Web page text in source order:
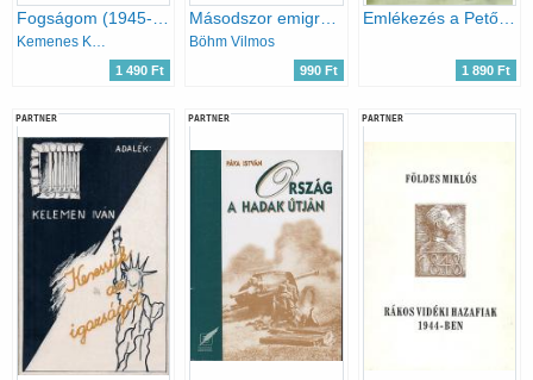
Kemenes Kálmán
1 490 Ft
Böhm Vilmos
990 Ft
Emlékezés a Petőfi-brigádra
1 890 Ft
PARTNER PARTNER PARTNER